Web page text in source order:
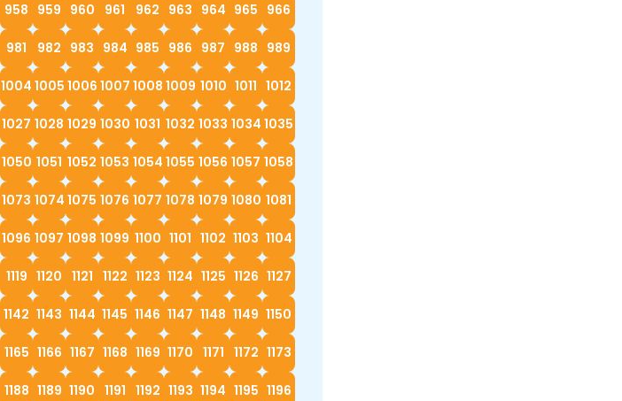
958 959 960 961 962 963 964 965 966
981 982 983 984 985 986 987 988 989
1004 1005 1006 1007 1008 1009 1010 1011 1012
1027 1028 1029 1030 1031 1032 1033 1034 1035
1050 1051 1052 1053 1054 1055 1056 1057 1058
1073 1074 1075 1076 1077 1078 1079 1080 1081
1096 1097 1098 1099 1100 1101 1102 1103 1104
1119 1120 1121 1122 1123 1124 1125 1126 1127
1142 1143 1144 1145 1146 1147 1148 1149 1150
1165 1166 1167 1168 1169 1170 1171 1172 1173
1188 1189 1190 1191 1192 1193 1194 1195 1196